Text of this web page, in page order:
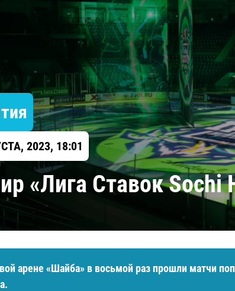
Северсталь
Шанхайские Драконы
Амур
Барыс
Салават Юлаев
Сибирь
2023, 18:01
«Лига Ставок
арене «Шайба» в восьмой раз прошли матчи